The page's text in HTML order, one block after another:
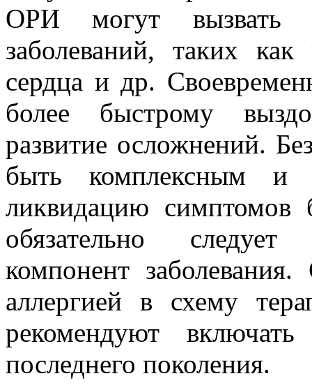
ОРИ могут вызвать
заболеваний, таких как
сердца и др.
более быстрому
развитие осложнений.
быть комплексным и
ликвидацию симптомов
обязательно следует
компонент
аллергией в схему
рекомендуют
последнего поколения.